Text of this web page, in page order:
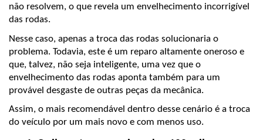
não resolvem, o que revela um envelhecimento incorrigível
das rodas.
Nesse caso, apenas a troca das rodas solucionaria o
problema. Todavia, este é um reparo altamente oneroso e
que, talvez, não seja inteligente, uma vez que o
envelhecimento das rodas aponta também para um
provável desgaste de outras peças da mecânica.
Assim, o mais recomendável dentro desse cenário é a troca
do veículo por um mais novo e com menos uso.